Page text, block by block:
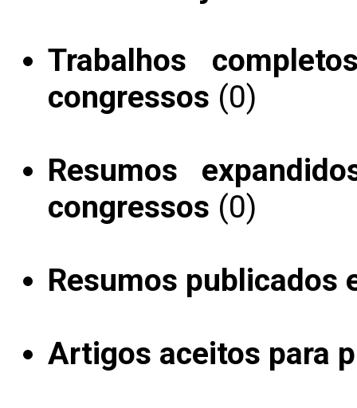
Trabalhos
congressos (0)
Resumos
congressos (0)
Resumos publicados
Artigos aceitos para